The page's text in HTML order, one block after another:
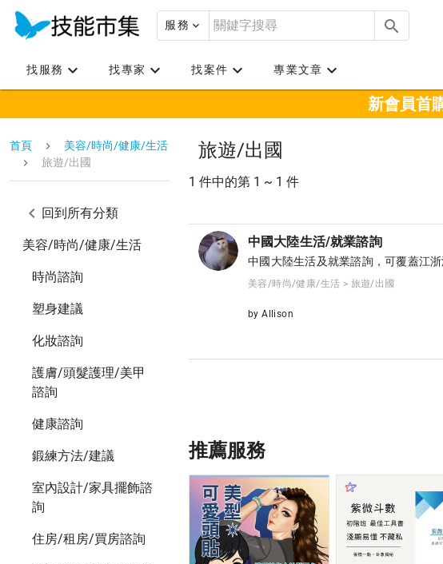
服務
找服務 找專家 找案件 專業文章
新會員首
首頁
美容/時尚/健康/生活
旅遊/出國
回到所有分類
美容/時尚/健康/生活
時尚諮詢
塑身建議
化妝諮詢
護膚/頭髮護理/美甲
諮詢
健康諮詢
鍛練方法/建議
室內設計/家具擺飾諮
詢
住房/租房/買房諮詢
旅遊/出國
1 件中的第 1 ~ 1 件
中國大陸生活/就業諮詢
中國大陸生活及就業諮詢，可覆蓋江浙
美容/時尚/健康/生活 > 旅遊/出國
by Allison
推薦服務